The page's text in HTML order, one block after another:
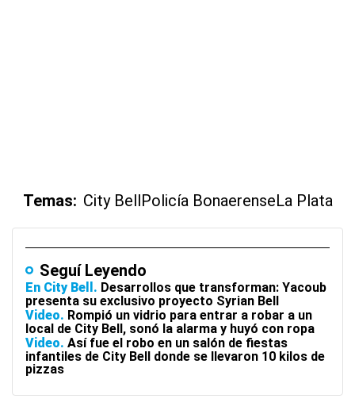
Temas: City BellPolicía BonaerenseLa Plata
Seguí Leyendo
En City Bell
Desarrollos que transforman: Yacoub
presenta su exclusivo proyecto Syrian Bell
Video Rompió un vidrio para entrar a robar a un
local de City Bell, sonó la alarma y huyó con ropa
Video Así fue el robo en un salón de fiestas
infantiles de City Bell donde se llevaron 10 kilos de
pizzas